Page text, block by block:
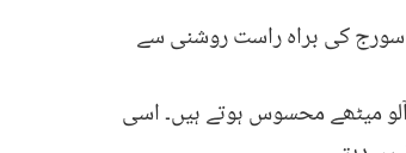
سورج کی براہ راست روشنی سے
میٹھے محسوس ہوتے ہیں۔ اسی